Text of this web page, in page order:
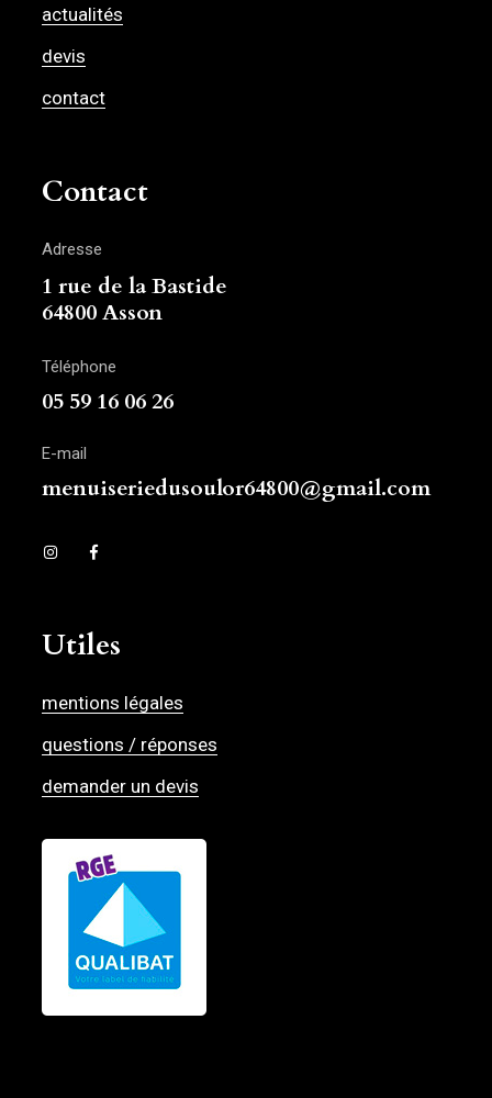
actualités
devis
contact
Contact
Adresse
1 rue de la Bastide
64800 Asson
Téléphone
05 59 16 06 26
E-mail
menuiseriedusoulor64800@gmail.com
Utiles
mentions légales
questions / réponses
demander un devis